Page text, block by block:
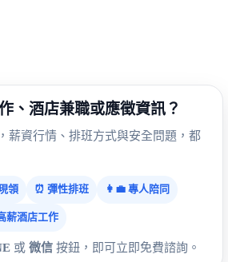
、酒店兼職或應徵資訊？
薪資行情、排班方式與安全問題，都
領 ⏰ 彈性排班 👩‍💼 專人陪同
薪酒店工作
或 微信 按鈕，即可立即免費諮詢。